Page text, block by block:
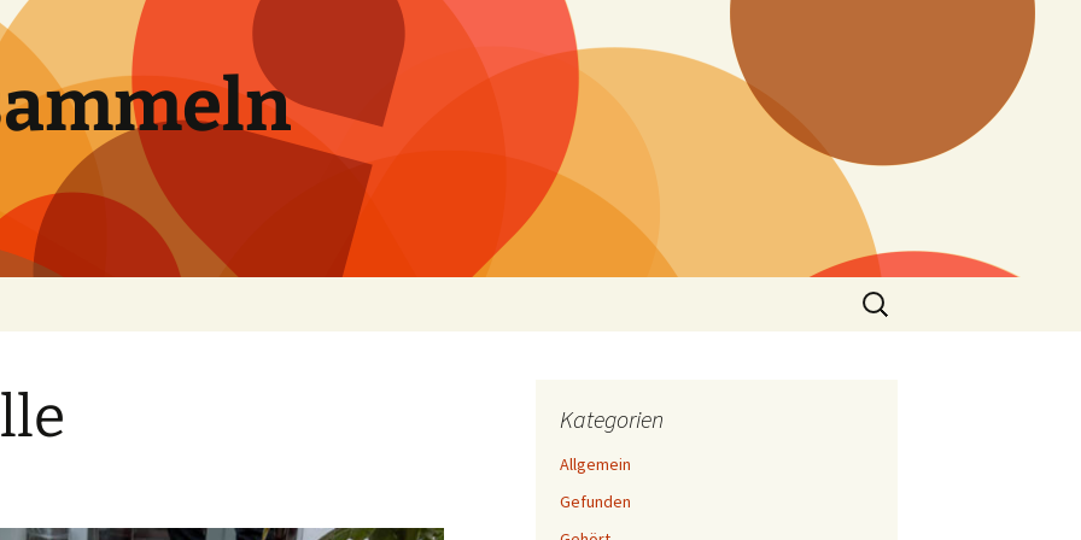
Suchen
nach:
Kategorien
Allgemein
Gefunden